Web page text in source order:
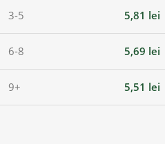
3-5 5,81 lei
6-8 5,69 lei
9+ 5,51 lei